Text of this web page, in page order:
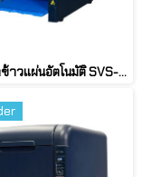
เครื่องทำข้าวแผ่นอัตโนมัติ SVS-FCA